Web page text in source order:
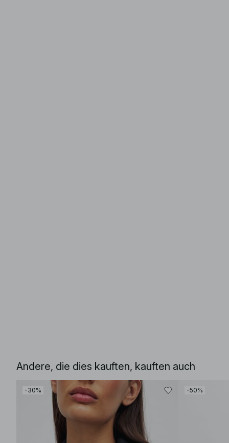
Andere, die dies kauften, kauften auch
-30% -50%